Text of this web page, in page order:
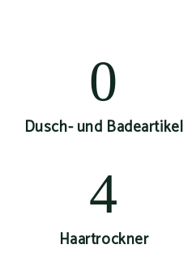
Dusch- und Badeartikel
Haartrockner